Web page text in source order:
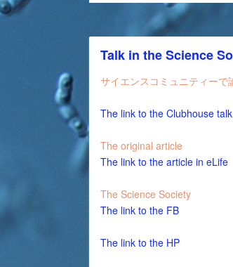
Talk in the Science
サイエンスコミュニティーで
The link to the Clubhouse talk
The original article
The link to the article in eLife
The Science Society
The link to the FB
The link to the HP